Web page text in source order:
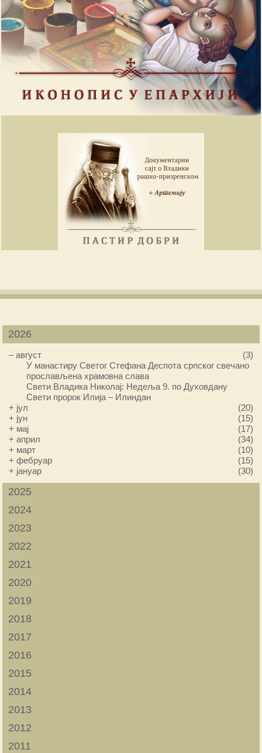
2026
–август
(3)
У манастиру Светог Стефана Деспота српског свечано
прослављена храмовна слава
Свети Владика Николај: Недеља 9. по Духовдану
Свети пророк Илија – Илиндан
+ јул
(20)
+ јун
(15)
+ мај
(17)
+април
(34)
+ март
(10)
+фебруар
(15)
+ јануар (30)
2025
2024
2023
2022
2021
2020
2019
2018
2017
2016
2015
2014
2013
2012
2011